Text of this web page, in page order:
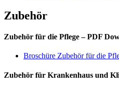
Zubehör
Zubehör für die Pflege – PDF
Broschüre Zubehör für die
Zubehör für Krankenhaus und